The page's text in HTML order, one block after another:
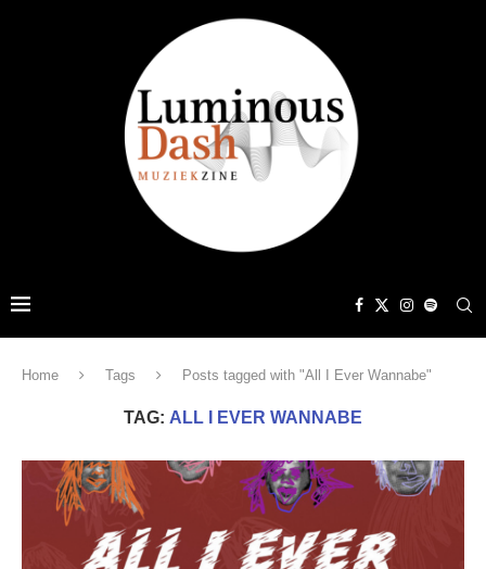
Home Tags Posts tagged with "All I Ever Wannabe"
TAG: ALL I EVER WANNABE